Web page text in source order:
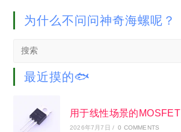
为什么不问问神奇海螺呢？
Search
website
最近摸的🐟
用于线性场景的MOSFET
2026年7月7日 / 0 COMMENTS